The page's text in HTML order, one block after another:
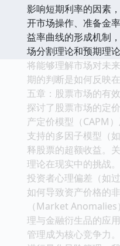
影响短期利率的因素
开市场操作、准备金
益率曲线的形成机制
场分割理论和预期理
将能够理解市场对未
期的判断是如何反映
五章：股票市场的有
探讨了股票市场的定
产定价模型（CAPM
支持的多因子模型（
释股票的超额收益。
理论在现实中的挑战
投资者心理偏差（如
如何导致资产价格的
（Market
理与金融衍生品的应
管理成为核心竞争力